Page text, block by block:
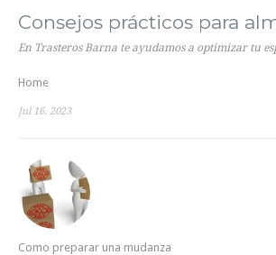
Consejos prácticos para
En Trasteros Barna te ayudamos a optimizar tu
Home
Jul 16. 2023
Como preparar una mudanza